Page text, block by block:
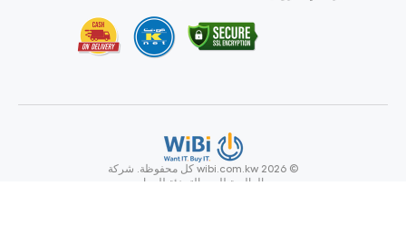
© wibi.com.kw 2026 كل محفوظة. شركة
ويبي العالمية للبيع بالتجزئة للحواسيب